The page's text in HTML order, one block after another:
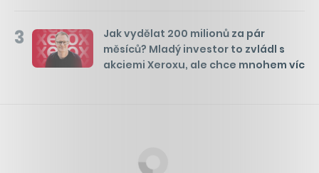
3
Jak vydělat 200 milionů za pár
měsíců? Mladý investor to zvládl s
akciemi Xeroxu, ale chce mnohem víc